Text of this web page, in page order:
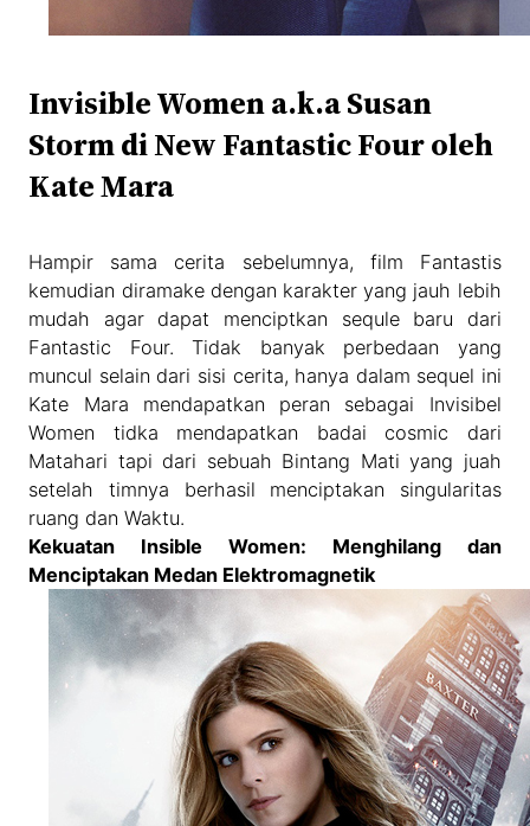
Invisible Women a.k.a Susan
Storm di New Fantastic Four oleh
Kate Mara
Hampir sama cerita sebelumnya, film Fantastis
kemudian diramake dengan karakter yang jauh lebih
mudah agar dapat menciptkan sequle baru dari
Fantastic Four. Tidak banyak perbedaan yang
muncul selain dari sisi cerita, hanya dalam sequel ini
Kate Mara mendapatkan peran sebagai Invisibel
Women tidka mendapatkan badai cosmic dari
Matahari tapi dari sebuah Bintang Mati yang juah
setelah timnya berhasil menciptakan singularitas
ruang dan Waktu.
Kekuatan Insible Women: Menghilang dan
Menciptakan Medan Elektromagnetik